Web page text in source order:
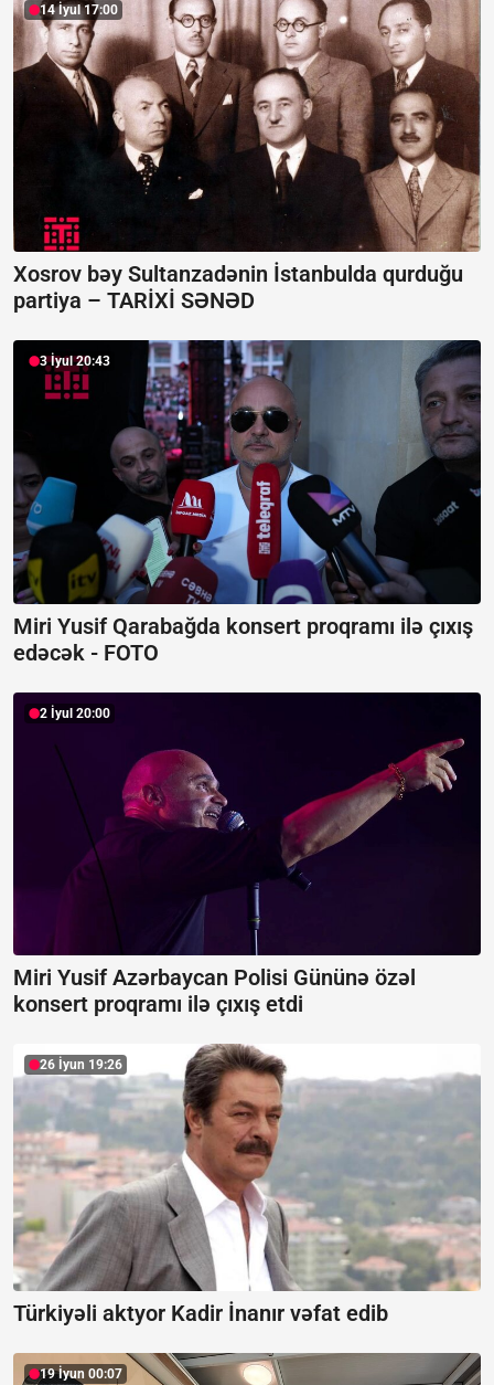
14 İyul 17:00
Xosrov bəy Sultanzadənin İstanbulda qurduğu
partiya – TARİXİ SƏNƏD
3 İyul 20:43
Miri Yusif Qarabağda konsert proqramı ilə çıxış
edəcək - FOTO
2 İyul 20:00
Miri Yusif Azərbaycan Polisi Gününə özəl
konsert proqramı ilə çıxış etdi
26 İyun 19:26
Türkiyəli aktyor Kadir İnanır vəfat edib
19 İyun 00:07